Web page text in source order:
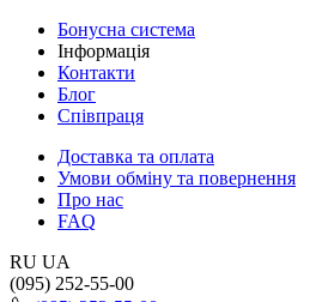
Бонусна система
Інформація
Контакти
Блог
Співпраця
Доставка та оплата
Умови обміну та повернення
Про нас
FAQ
RU UA
(095) 252-55-00